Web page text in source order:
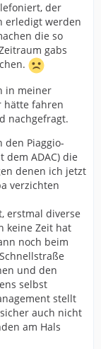
der
erledigt werden
die so
gabs
in meiner
hätte fahren
nachgefragt.
den Piaggio-
dem ADAC) die
denen ich jetzt
verzichten
erstmal diverse
keine Zeit hat
noch beim
und den
selbst
stellt
auch nicht
am Hals